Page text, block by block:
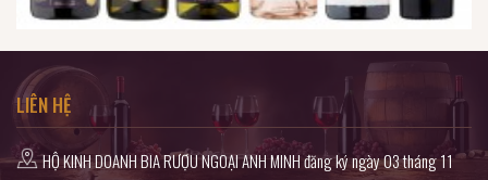
LIÊN HỆ
HỘ KINH DOANH BIA RƯỢU NGOẠI ANH MINH đăng ký ngày 03 tháng 11